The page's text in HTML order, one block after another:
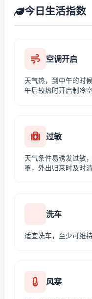
今日生活指数
空调开启
天气热，到中午的时
午后较热时开启制冷空
过敏
天气条件易诱发过敏
罩，外出归来时及时
洗车
适宜洗车，至少可维
风寒